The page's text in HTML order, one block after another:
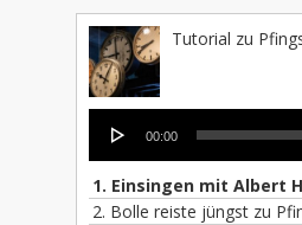
Player
00:00
2. Bolle reiste jüngst zu